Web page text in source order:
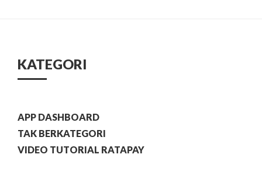
KATEGORI
APP DASHBOARD
TAK BERKATEGORI
VIDEO TUTORIAL RATAPAY